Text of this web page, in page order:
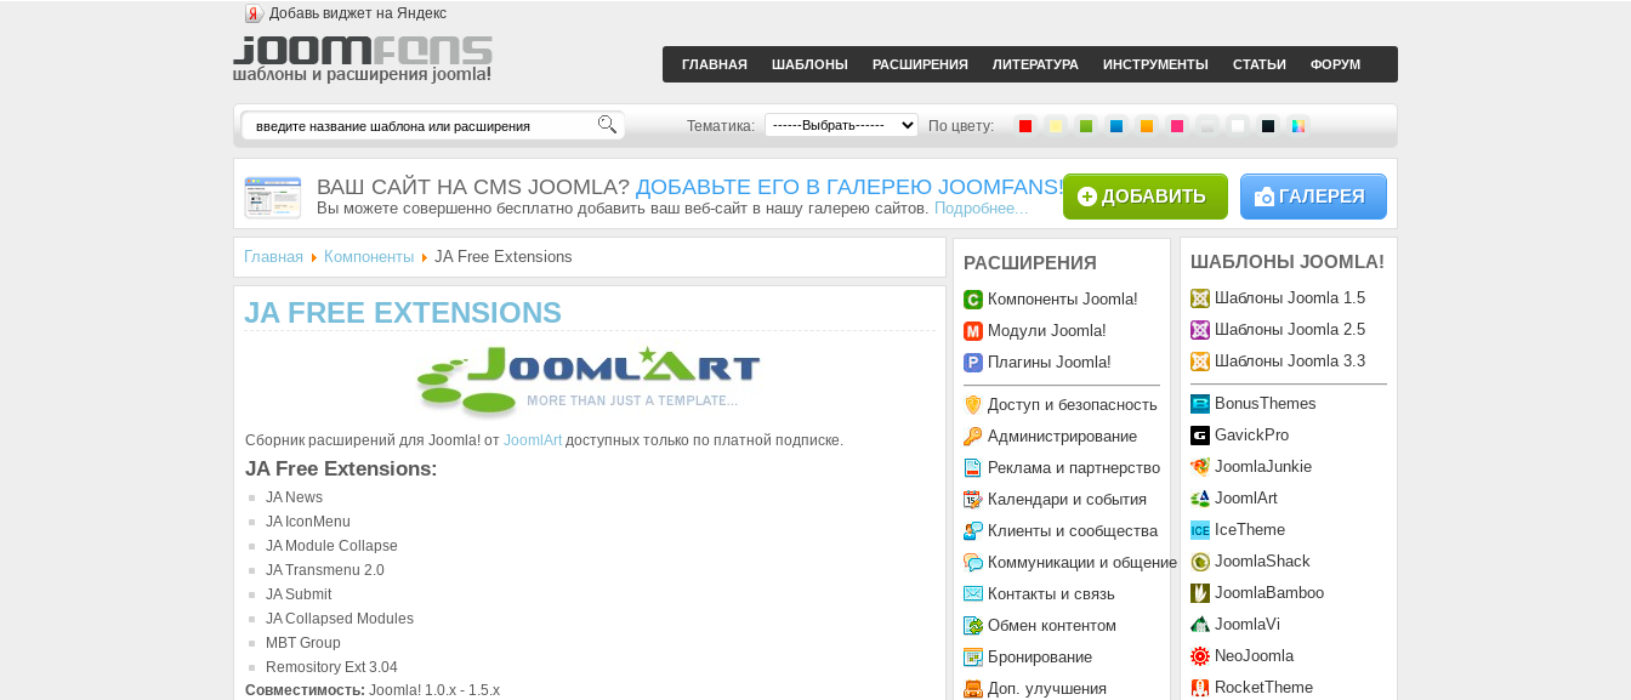
Добавь виджет на Яндекс
ГЛАВНАЯ ШАБЛОНЫ РАСШИРЕНИЯ ЛИТЕРАТУРА ИНСТРУМЕНТЫ СТАТЬИ ФОРУМ
Тематика: По цвету:
ВАШ САЙТ НА CMS JOOMLA? ДОБАВЬТЕ ЕГО В ГАЛЕРЕЮ JOOMFANS!
Вы можете совершенно бесплатно добавить ваш веб-сайт в нашу галерею сайтов. Подробнее...
ГАЛЕРЕЯ
ДОБАВИТЬ
Главная Компоненты JA Free Extensions
JA FREE EXTENSIONS
Сборник расширений для Joomla! от JoomlArtдоступных только по платной подписке.
JA Free Extensions:
JA News
JA IconMenu
JA Module Collapse
JA Transmenu 2.0
JA Submit
JA Collapsed Modules
MBT Group
Remository Ext 3.04
Совместимость: Joomla! 1.0.x - 1.5.x
ШАБЛОНЫ JOOMLA!
Шаблоны Joomla 1.5
Шаблоны Joomla 2.5
Шаблоны Joomla 3.3
BonusThemes
GavickPro
JoomlaJunkie
JoomlArt
IceTheme
JoomlaShack
JoomlaBamboo
JoomlaVi
NeoJoomla
RocketTheme
РАСШИРЕНИЯ
Компоненты Joomla!
Модули Joomla!
Плагины Joomla!
Доступ и безопасность
Администрирование
Реклама и партнерство
Календари и события
Клиенты и сообщества
Коммуникации и общение
Контакты и связь
Обмен контентом
Бронирование
Доп. улучшения